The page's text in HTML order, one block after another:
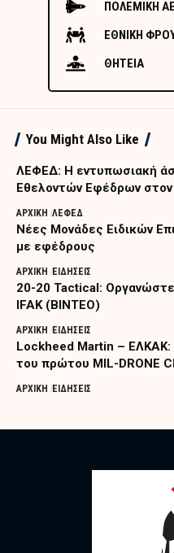
ΠΟΛΕΜΙΚΗ
ΕΘΝΙΚΗ
ΘΗΤΕΙΑ
You Might Also Like
ΛΕΦΕΔ: Η εντυπωσιακή
Εθελοντών Εφέδρων
ΑΡΧΙΚΗ ΛΕΦΕΔ
Nέες Μονάδες Ειδικών
με εφέδρους
ΑΡΧΙΚΗ ΕΙΔΗΣΕΙΣ
20-20 Tactical:
IFAK (ΒΙΝΤΕΟ)
ΑΡΧΙΚΗ ΕΙΔΗΣΕΙΣ
Lockheed Martin – ΕΛΚΑΚ:
του πρώτου MIL-DRONE
ΑΡΧΙΚΗ ΕΙΔΗΣΕΙΣ